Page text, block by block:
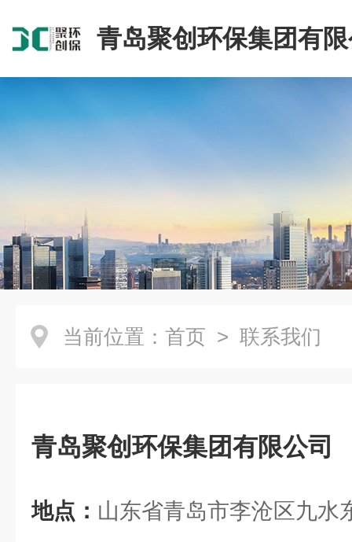
青岛聚创环保集团有
当前位置： 首页 > 联系我们
青岛聚创环保集团有限公司
地点： 山东省青岛市李沧区九水